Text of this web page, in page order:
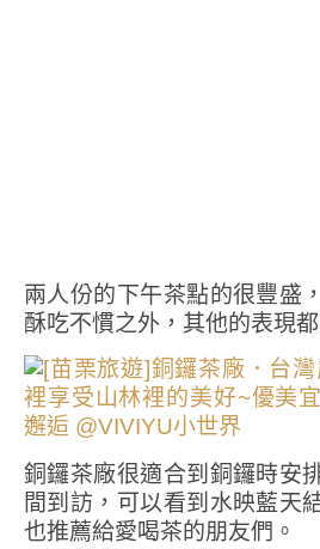
兩人份的下午茶點的很豐盛
酥吃不慣之外，其他的表現
銅鑼茶廠很適合到銅鑼時安
間到訪，可以看到水映藍天
也推薦給愛喝茶的朋友們。